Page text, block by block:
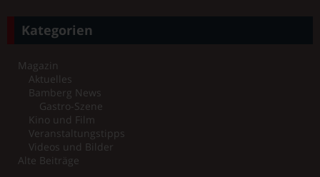
Kategorien
Magazin
Aktuelles
Bamberg News
Gastro-Szene
Kino und Film
Veranstaltungstipps
Videos und Bilder
Alte Beiträge